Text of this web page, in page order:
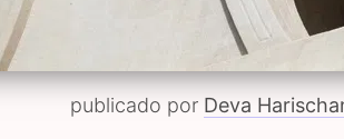
publicado por Deva